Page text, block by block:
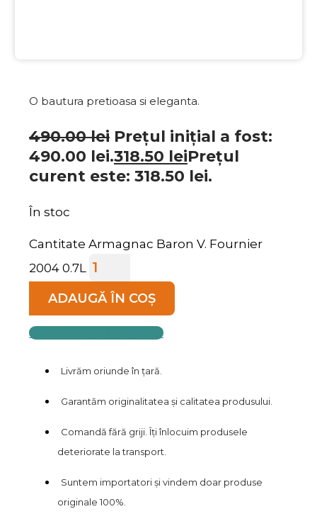
O bautura pretioasa si eleganta.
490.00lei Prețul inițial a fost:
490.00 lei.318.50 leiPrețul
curent este: 318.50 lei.
În stoc
Cantitate Armagnac Baron V. Fournier
2004 0.7L
ADAUGĂ ÎN COȘ
COMANDĂ TELEFONIC
Livrăm oriunde în țară.
Garantăm originalitatea și calitatea produsului.
Comandă fără griji. Îți înlocuim produsele
deteriorate la transport.
Suntem importatori și vindem doar produse
originale 100%.